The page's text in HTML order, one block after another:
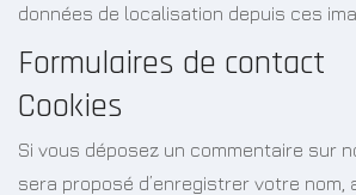
données de localisation depuis ces
Formulaires de contact
Cookies
Si vous déposez un commentaire sur
sera proposé d’enregistrer votre nom,